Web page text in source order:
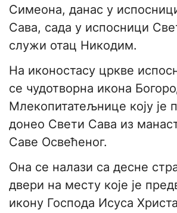
Симеона, данас у
Сава, сада у испосници
служи отац Никодим.
На иконостасу цркве
се чудотворна икона
Млекопитатељнице коју је
донео Свети Сава из
Саве Освећеног.
Она се налази са десне
двери на месту које је
икону Господа Исуса